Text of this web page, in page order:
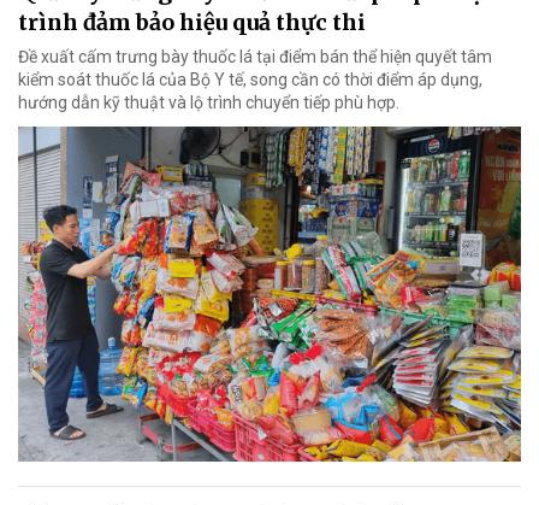
trình đảm bảo hiệu quả thực thi
Đề xuất cấm trưng bày thuốc lá tại điểm bán thể hiện quyết tâm
kiểm soát thuốc lá của Bộ Y tế, song cần có thời điểm áp dụng,
hướng dẫn kỹ thuật và lộ trình chuyển tiếp phù hợp.